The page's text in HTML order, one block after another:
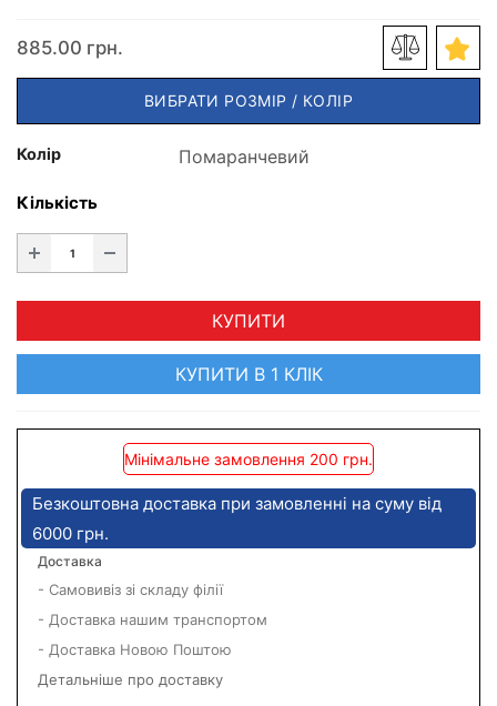
885.00 грн.
ВИБРАТИ РОЗМІР / КОЛІР
Колір
Кількість
КУПИТИ
КУПИТИ В 1 КЛІК
Мінімальне замовлення 200 грн.
Безкоштовна доставка при замовленні на суму від
6000 грн.
Доставка
- Самовивіз зі складу філії
- Доставка нашим транспортом
- Доставка Новою Поштою
Детальніше про доставку